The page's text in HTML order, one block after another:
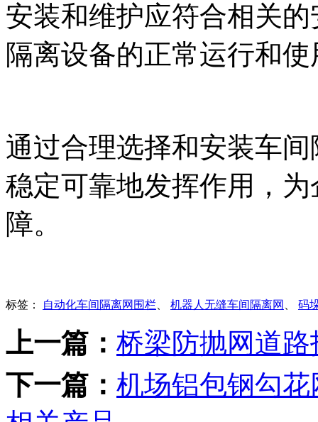
安装和维护应符合相关
隔离设备的正常运行和使
通过合理选择和安装车
稳定可靠地发挥作用，
障。
标签： 自动化车间隔离网围栏 机器人无缝车间隔离网 码
上一篇： 桥梁防抛网道路
下一篇： 机场铝包钢勾花